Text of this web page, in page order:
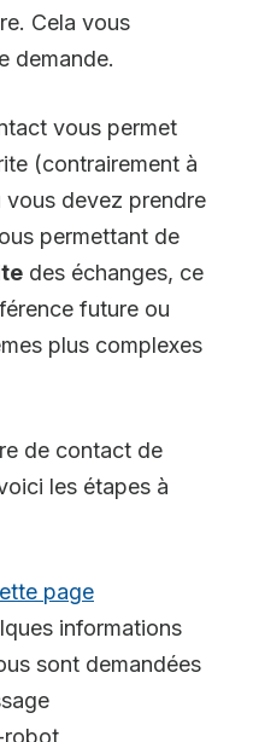
Cela vous
demande.
vous permet
(contrairement à
vous devez prendre
permettant de
des échanges, ce
future ou
plus complexes
de contact de
les étapes à
page
informations
sont demandées
robot